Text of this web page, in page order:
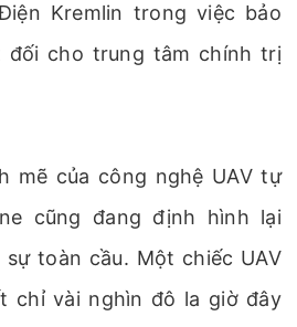
Kremlin trong việc bảo
đối cho trung tâm chính trị
mẽ của công nghệ UAV tự
cũng đang định hình lại
toàn cầu. Một chiếc UAV
chỉ vài nghìn đô la giờ đây